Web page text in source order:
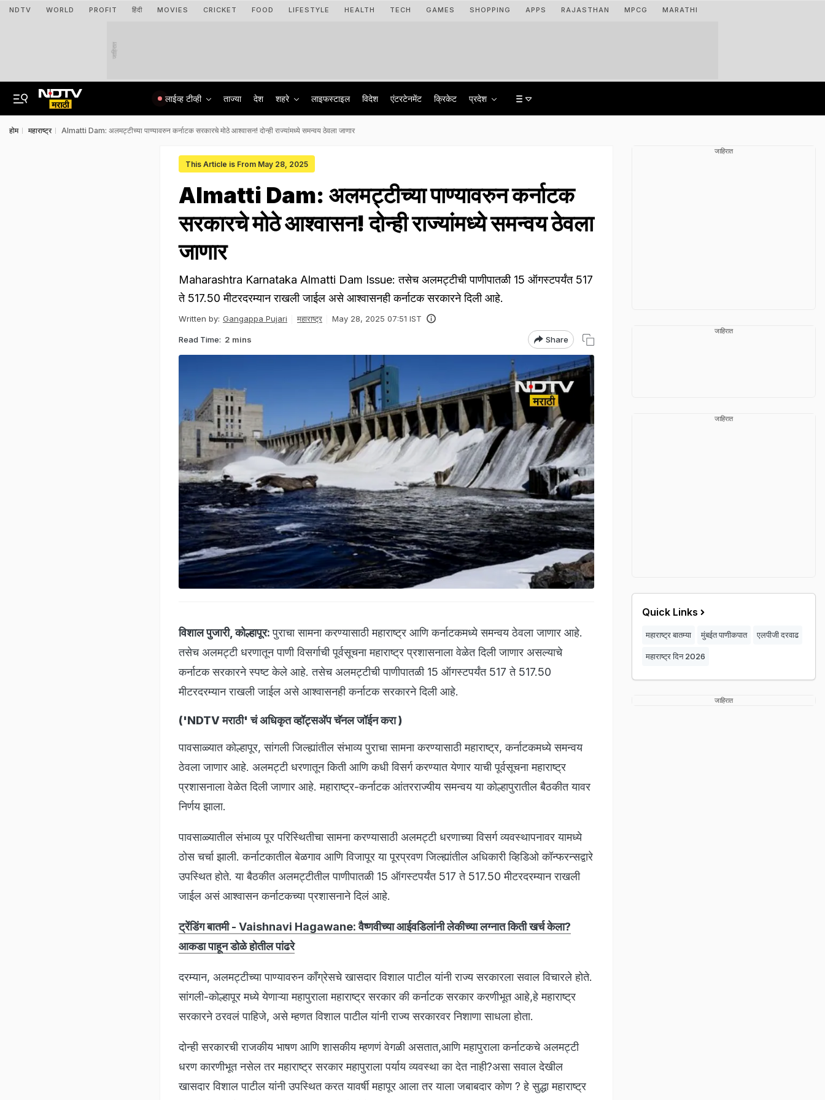
NDTV WORLD PROFIT हिंदी MOVIES CRICKET FOOD LIFESTYLE HEALTH TECH GAMES SHOPPING APPS RAJASTHAN MPCG MARATHI
जाहिरात
लाईव्ह टीव्ही ताज्या देश शहरे लाइफस्टाइल विदेश एंटरटेनमेंट क्रिकेट प्रदेश
होम महाराष्ट्र Almatti Dam: अलमट्टीच्या पाण्यावरुन कर्नाटक सरकारचे मोठे आश्वासन! दोन्ही राज्यांमध्ये समन्वय ठेवला जाणार
This Article is From May 28, 2025
Almatti Dam: अलमट्टीच्या पाण्यावरुन कर्नाटक
सरकारचे मोठे आश्वासन! दोन्ही राज्यांमध्ये समन्वय ठेवला
जाणार
Maharashtra Karnataka Almatti Dam Issue: तसेच अलमट्टीची पाणीपातळी 15 ऑगस्टपर्यंत 517
ते 517.50 मीटरदरम्यान राखली जाईल असे आश्वासनही कर्नाटक सरकारने दिली आहे.
Written by: Gangappa Pujari महाराष्ट्र May 28, 2025 07:51 IST
Read Time: 2 mins Share
विशाल पुजारी, कोल्हापूर:पुराचा सामना करण्यासाठी महाराष्ट्र आणि कर्नाटकमध्ये समन्वय ठेवला जाणार आहे.
तसेच अलमट्टी धरणातून पाणी विसर्गाची पूर्वसूचना महाराष्ट्र प्रशासनाला वेळेत दिली जाणार असल्याचे
कर्नाटक सरकारने स्पष्ट केले आहे. तसेच अलमट्टीची पाणीपातळी 15 ऑगस्टपर्यंत 517 ते 517.50
मीटरदरम्यान राखली जाईल असे आश्वासनही कर्नाटक सरकारने दिली आहे.
('NDTV मराठी' चं अधिकृत व्हॉट्सअ‍ॅप चॅनल जॉईन करा)
पावसाळ्यात कोल्हापूर, सांगली जिल्ह्यांतील संभाव्य पुराचा सामना करण्यासाठी महाराष्ट्र, कर्नाटकमध्ये समन्वय
ठेवला जाणार आहे. अलमट्टी धरणातून किती आणि कधी विसर्ग करण्यात येणार याची पूर्वसूचना महाराष्ट्र
प्रशासनाला वेळेत दिली जाणार आहे. महाराष्ट्र-कर्नाटक आंतरराज्यीय समन्वय या कोल्हापुरातील बैठकीत यावर
निर्णय झाला.
पावसाळ्यातील संभाव्य पूर परिस्थितीचा सामना करण्यासाठी अलमट्टी धरणाच्या विसर्ग व्यवस्थापनावर यामध्ये
ठोस चर्चा झाली. कर्नाटकातील बेळगाव आणि विजापूर या पूरप्रवण जिल्ह्यांतील अधिकारी व्हिडिओ कॉन्फरन्सद्वारे
उपस्थित होते. या बैठकीत अलमट्टीतील पाणीपातळी 15 ऑगस्टपर्यंत 517 ते 517.50 मीटरदरम्यान राखली
जाईल असं आश्वासन कर्नाटकच्या प्रशासनाने दिलं आहे.
ट्रेंडिंग बातमी - Vaishnavi Hagawane: वैष्णवीच्या आईवडिलांनी लेकीच्या लग्नात किती खर्च केला?
आकडा पाहून डोळे होतील पांढरे
दरम्यान, अलमट्टीच्या पाण्यावरुन काँग्रेसचे खासदार विशाल पाटील यांनी राज्य सरकारला सवाल विचारले होते.
सांगली-कोल्हापूर मध्ये येणाऱ्या महापुराला महाराष्ट्र सरकार की कर्नाटक सरकार करणीभूत आहे,हे महाराष्ट्र
सरकारने ठरवलं पाहिजे, असे म्हणत विशाल पाटील यांनी राज्य सरकारवर निशाणा साधला होता.
दोन्ही सरकारची राजकीय भाषण आणि शासकीय म्हणणं वेगळी असतात,आणि महापुराला कर्नाटकचे अलमट्टी
धरण कारणीभूत नसेल तर महाराष्ट्र सरकार महापुराला पर्याय व्यवस्था का देत नाही?असा सवाल देखील
खासदार विशाल पाटील यांनी उपस्थित करत यावर्षी महापूर आला तर याला जबाबदार कोण ? हे सुद्धा महाराष्ट्र
जाहिरात
जाहिरात
जाहिरात
Quick Links
महाराष्ट्र बातम्या मुंबईत पाणीकपात एलपीजी दरवाढ
महाराष्ट्र दिन 2026
जाहिरात